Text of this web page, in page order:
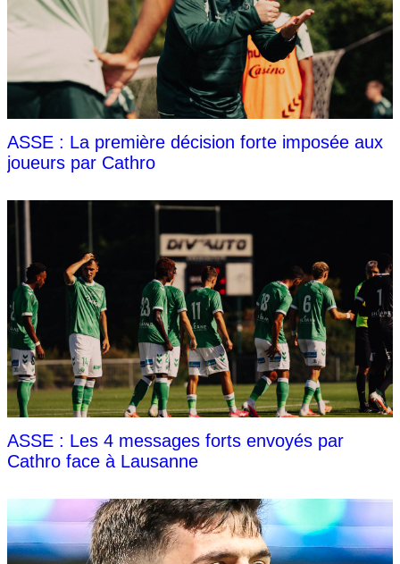
ASSE : La première décision forte imposée aux
joueurs par Cathro
ASSE : Les 4 messages forts envoyés par
Cathro face à Lausanne